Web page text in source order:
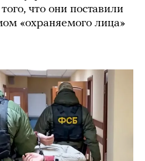
что они поставили
«охраняемого лица»